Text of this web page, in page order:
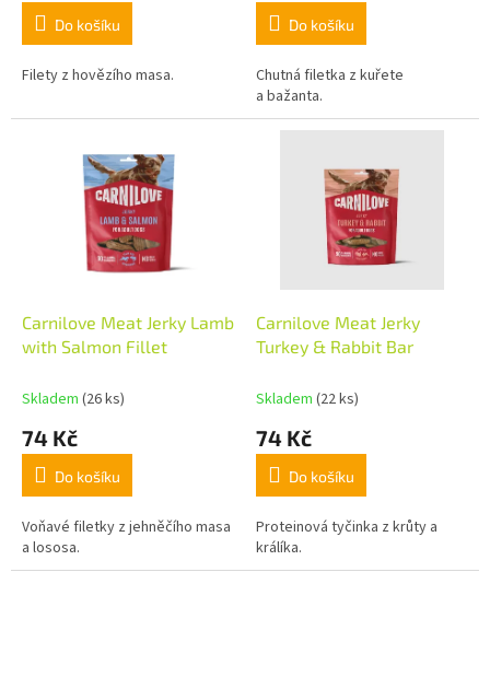
Do košíku
Filety z hovězího masa.
Do košíku
Chutná filetka z kuřete
a bažanta.
Carnilove Meat Jerky Lamb
with Salmon Fillet
Skladem (26 ks)
74 Kč
Do košíku
Voňavé filetky z jehněčího masa
a lososa.
Carnilove Meat Jerky
Turkey & Rabbit Bar
Skladem (22 ks)
74 Kč
Do košíku
Proteinová tyčinka z krůty a
králíka.